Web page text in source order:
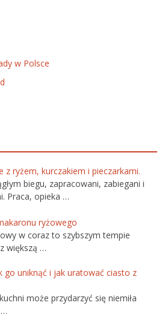
w Polsce
z ryżem, kurczakiem i pieczarkami.
biegu, zapracowani, zabiegani i
Praca, opieka …
ryżowego
w coraz to szybszym tempie
większą …
go uniknąć i jak uratować ciasto z
może przydarzyć się niemiła